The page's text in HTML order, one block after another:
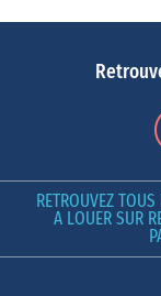
RETROUVEZ
A LOUER SUR